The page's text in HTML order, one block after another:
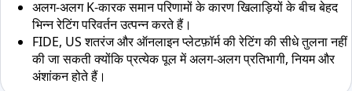
अलग-अलग K-कारक समान परिणामों के कारण खिलाड़ियों के बीच बेहद
भिन्न रेटिंग परिवर्तन उत्पन्न करते हैं।
FIDE, US शतरंज और ऑनलाइन प्लेटफ़ॉर्म की रेटिंग की सीधे तुलना नहीं
की जा सकती क्योंकि प्रत्येक पूल में अलग-अलग प्रतिभागी, नियम और
अंशांकन होते हैं।